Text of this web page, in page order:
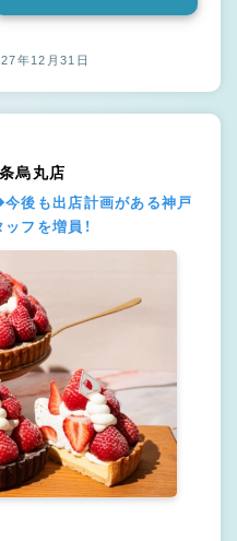
年12月31日
烏丸店
後も出店計画がある神戸
フを増員！